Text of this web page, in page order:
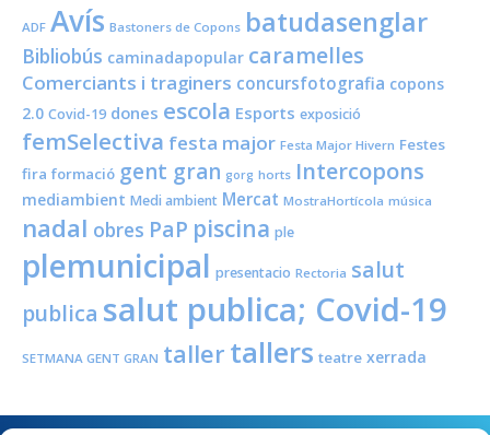
ADF Avís Bastoners de Copons batudasenglar
Bibliobús caminadapopular caramelles
Comerciants i traginers concursfotografia copons
2.0 Covid-19 dones escola Esports exposició
femSelectiva festa major Festa Major Hivern Festes
fira formació gent gran gorg horts Intercopons
mediambient Medi ambient Mercat MostraHortícola música
nadal obres PaP piscina ple
plemunicipal presentacio Rectoria salut
publica salut publica; Covid-19
SETMANA GENT GRAN taller tallers teatre xerrada